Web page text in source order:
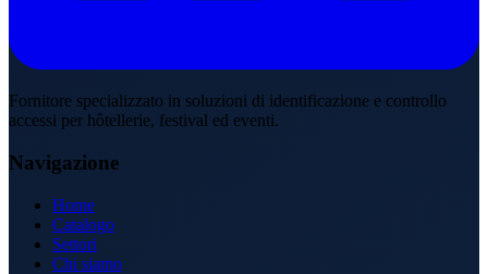
Fornitore specializzato in soluzioni di identificazione e controllo
accessi per hôtellerie, festival ed eventi.
Navigazione
Home
Catalogo
Settori
Chi siamo